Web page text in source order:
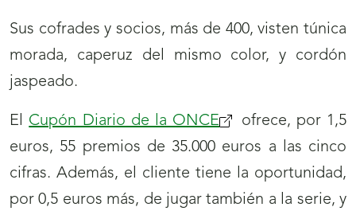
Sus cofrades y socios, más de 400, visten túnica
morada, caperuz del mismo color, y cordón
jaspeado.
El Cupón Diario de la ONCE
ofrece, por 1,5
euros, 55 premios de 35.000 euros a las cinco
cifras. Además, el cliente tiene la oportunidad,
por 0,5 euros más, de jugar también a la serie, y